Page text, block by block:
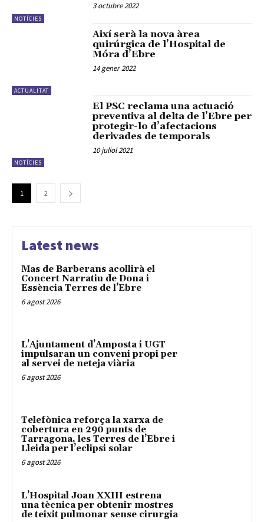
NOTÍCIES
3 octubre 2022
ACTUALITAT
Així serà la nova àrea
quirúrgica de l’Hospital de
Móra d’Ebre
14 gener 2022
NOTÍCIES
El PSC reclama una actuació
preventiva al delta de l’Ebre per
protegir-lo d’afectacions
derivades de temporals
10 juliol 2021
1 2
Latest news
Mas de Barberans acollirà el
Concert Narratiu de Dona i
Essència Terres de l’Ebre
6 agost 2026
L’Ajuntament d’Amposta i UGT
impulsaran un conveni propi per
al servei de neteja viària
6 agost 2026
Telefònica reforça la xarxa de
cobertura en 290 punts de
Tarragona, les Terres de l’Ebre i
Lleida per l’eclipsi solar
6 agost 2026
L’Hospital Joan XXIII estrena
una tècnica per obtenir mostres
de teixit pulmonar sense cirurgia